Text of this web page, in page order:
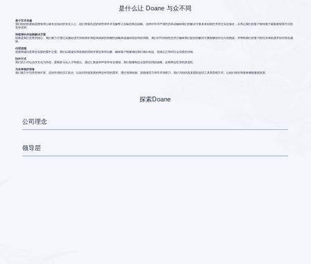
是什么让 Doane 与众不同
基于学术卓越
我们组织的基础是拥有博士级专业知识的专业人士，他们将最先进的研究和学术见解带入实际的商业战略。这种对学术严谨性的承诺确保我们的解决方案具有创新性并经过实证验证，从而让我们的客户获得基于最新发现和方法的
竞争优势。
持续增长的创新解决方案
创新是我们业务的核心。我们致力于通过实施促进可持续增长和提高绩效的前瞻性战略来超越传统咨询的局限。我们对可持续性的关注确保我们提供的解决方案能够应对当今的挑战，并帮助我们的客户抓住未来机遇并应对潜在威
胁。
伦理道德
道德和诚信是商业实践的重中之重。我们以最诚实和道德的原则开展业务而自豪，确保客户能够相信我们做出有益、道德公正和对社会负责的决策。
协作方式
我们的工作以合作文化为特色，重视多元化人才和观点。通过汇集各种声音和专业领域，我们能够制定全面而实用的战略，反映商业世界的多面性。
为未来做好准备
我们致力于培养坚韧不拔、适应性强的员工队伍，以应对快速发展的商业环境的需求。通过强调创新、道德领导力和学术洞察力，我们为组织及其团队提供工具和思维方式，让他们现在和将来都能蓬勃发展。
探索Doane
公司理念
领导层